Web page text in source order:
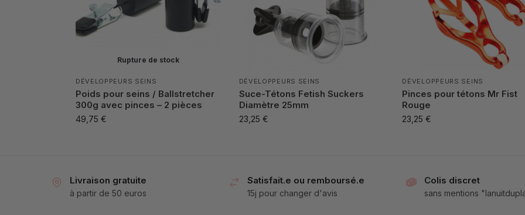
Rupture de stock
DÉVELOPPEURS SEINS
Poids pour seins / Ballstretcher
300g avec pinces – 2 pièces
49,75 €
DÉVELOPPEURS SEINS
Suce-Tétons Fetish Suckers
Diamètre 25mm
23,25 €
DÉVELOPPEURS SEINS
Pinces pour tétons Mr Fist
Rouge
23,25€
Livraison gratuite
à partir de 50 euros
Satisfait.e ou remboursé.e
15j pour changer d'avis
Colis discret
sans mentions